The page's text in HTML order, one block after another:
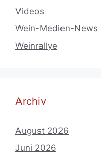
Videos
Wein-Medien-News
Weinrallye
Archiv
August 2026
Juni 2026